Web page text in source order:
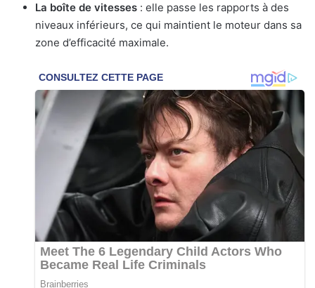
La boîte de vitesses : elle passe les rapports à des
niveaux inférieurs, ce qui maintient le moteur dans sa
zone d’efficacité maximale.